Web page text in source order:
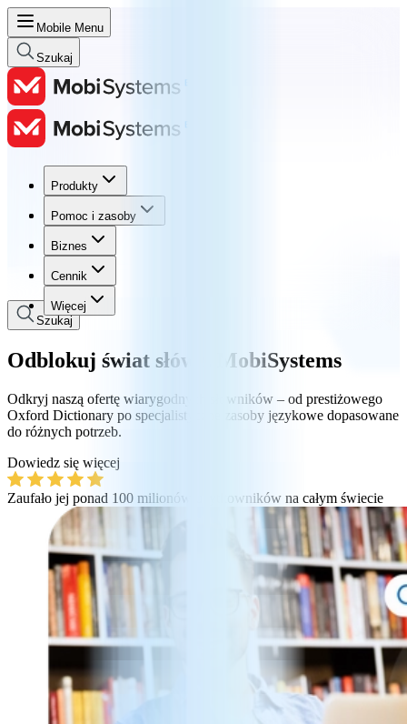
Mobile Menu
Szukaj
Produkty
Pomoc i zasoby
Biznes
Cennik
Więcej
Produkty
Pomoc i zasoby
Biznes
Cennik
Szukaj
Odblokuj świat słów z MobiSystems
Odkryj naszą ofertę wiarygodnych słowników – od prestiżowego
Oxford Dictionary po specjalistyczne zasoby językowe dopasowane
do różnych potrzeb.
Dowiedz się więcej
Zaufało jej ponad 100 milionów użytkowników na całym świecie